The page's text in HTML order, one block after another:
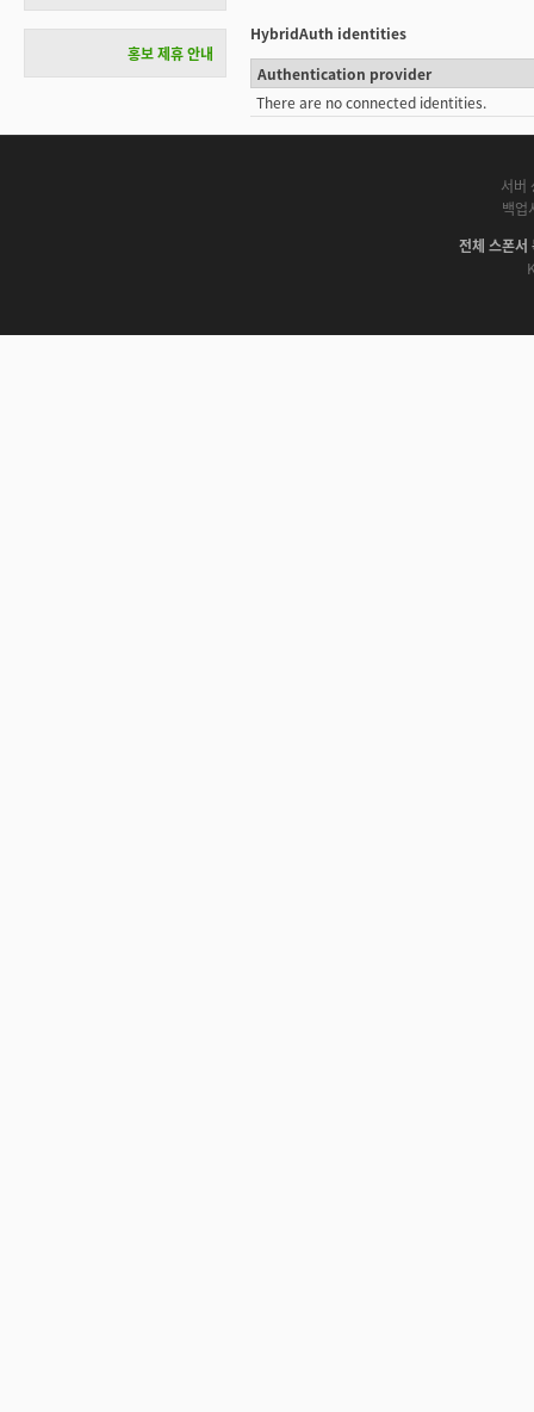
HybridAuth identities
Authentication provider
There are no connected identities.
홍보 제휴 안내
서버
백업
전체 스폰서